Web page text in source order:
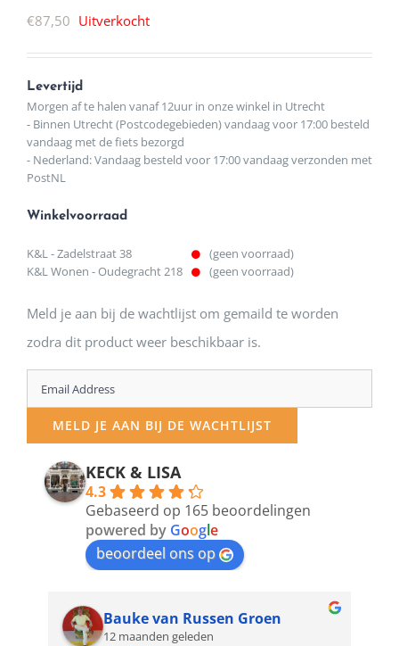
€87,50 Uitverkocht
Levertijd
Morgen af te halen vanaf 12uur in onze winkel in Utrecht
- Binnen Utrecht (Postcodegebieden) vandaag voor 17:00 besteld
vandaag met de fiets bezorgd
- Nederland: Vandaag besteld voor 17:00 vandaag verzonden met
PostNL
Winkelvoorraad
K&L - Zadelstraat 38
(geen voorraad)
K&L Wonen - Oudegracht 218
(geen voorraad)
Meld je aan bij de wachtlijst om gemaild te worden
zodra dit product weer beschikbaar is.
Enter
your
email
address
MELD JE AAN BIJ DE WACHTLIJST
KECK & LISA
4.3
Gebaseerd op 165 beoordelingen
powered by Google
beoordeel ons op
Bauke van Russen Groen
12 maanden geleden